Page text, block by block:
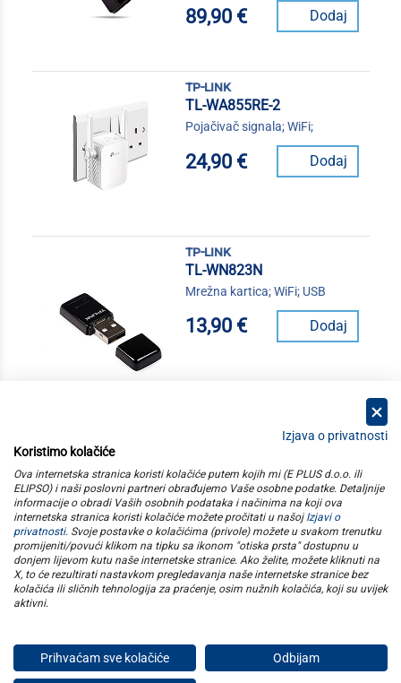
89,90 € Dodaj
tp-link
TL-WA855RE-2
Pojačivač signala; WiFi;
24,90 € Dodaj
tp-link
TL-WN823N
Mrežna kartica; WiFi; USB
13,90 € Dodaj
kategorije
elipso
informacije
pratite nas
E plus d.o.o. © Copyright 2026
Izjava o privatnosti
Koristimo kolačiće
Ova internetska stranica koristi kolačiće putem kojih mi (E PLUS d.o.o. ili
ELIPSO) i naši poslovni partneri obrađujemo Vaše osobne podatke. Detaljnije
informacije o obradi Vaših osobnih podataka i načinima na koji ova
internetska stranica koristi kolačiće možete pročitati u našoj Izjavi o
privatnosti. Svoje postavke o kolačićima (privole) možete u svakom trenutku
promijeniti/povući klikom na tipku sa ikonom "otiska prsta" dostupnu u
donjem lijevom kutu naše internetske stranice. Ako želite, možete kliknuti na
X, to će rezultirati nastavkom pregledavanja naše internetske stranice bez
kolačića ili sličnih tehnologija za praćenje, osim nužnih kolačića, koji su uvijek
aktivni.
Prihvaćam sve kolačiće Odbijam